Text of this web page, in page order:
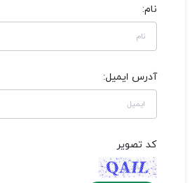
نام:
آدرس ایمیل:
کد تصویر